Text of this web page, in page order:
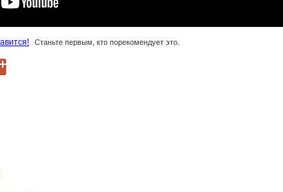
Станьте первым, кто порекомендует это.